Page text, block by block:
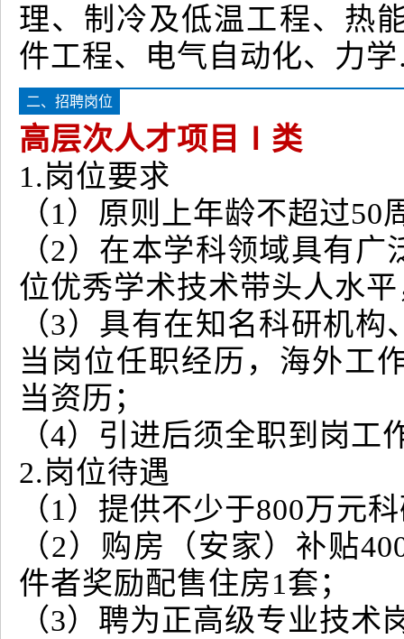
理、制冷及低温工程、热
件工程、电气自动化、力
二、招聘岗位
高层次人才项目Ⅰ类
1.岗位要求
（1）原则上年龄不超过
（2）在本学科领域具有
位优秀学术技术带头人水
（3）具有在知名科研机
当岗位任职经历，海外工
当资历；
（4）引进后须全职到岗工
2.岗位待遇
（1）提供不少于800万元
（2）购房（安家）补贴
件者奖励配售住房1套；
（3）聘为正高级专业技术